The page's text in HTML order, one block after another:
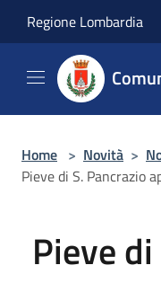
Regione Lombardia
Home > Novità >
Pieve di S. Pancrazio
Pieve